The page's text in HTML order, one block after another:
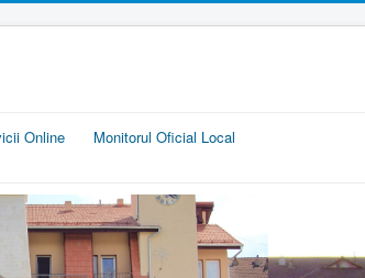
Online Monitorul Oficial Local